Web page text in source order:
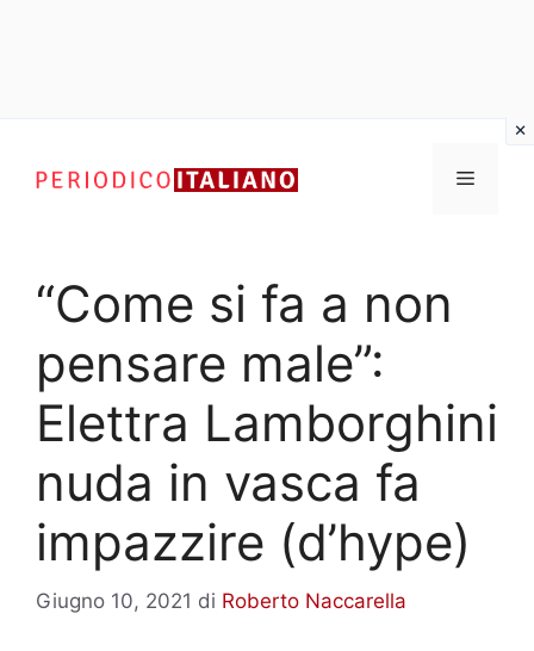
contenuto
Menu
“Come si fa a non
pensare male”:
Elettra Lamborghini
nuda in vasca fa
impazzire (d’hype)
Giugno 10, 2021 di Roberto Naccarella